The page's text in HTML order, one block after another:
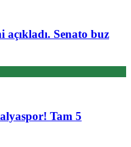
açıkladı. Senato buz
Tam 5